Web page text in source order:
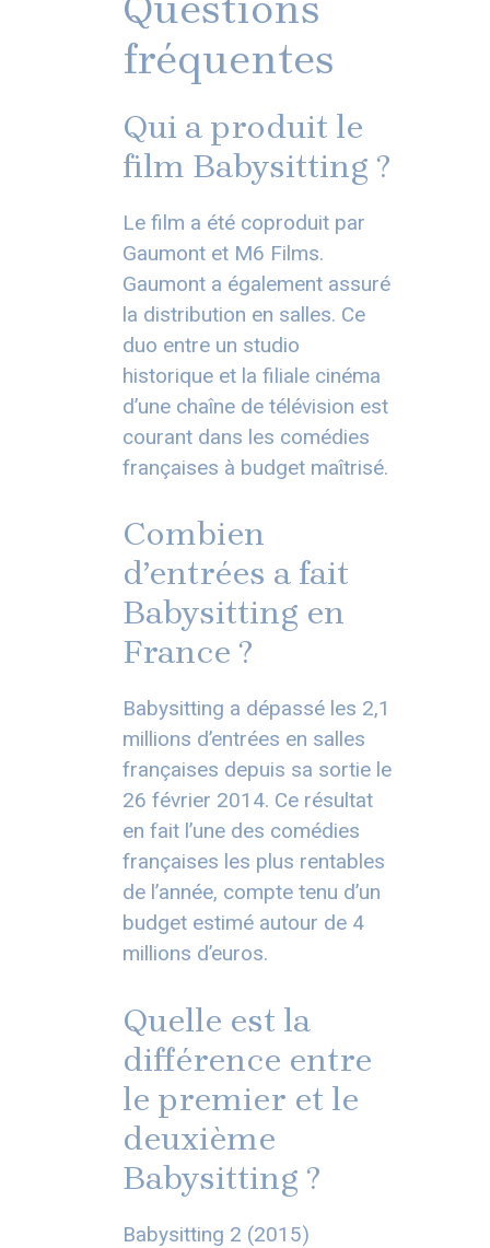
fréquentes
Qui a produit le
film Babysitting ?
Le film a été coproduit par
Gaumont et M6 Films.
Gaumont a également assuré
la distribution en salles. Ce
duo entre un studio
historique et la filiale cinéma
d’une chaîne de télévision est
courant dans les comédies
françaises à budget maîtrisé.
Combien
d’entrées a fait
Babysitting en
France ?
Babysitting a dépassé les 2,1
millions d’entrées en salles
françaises depuis sa sortie le
26 février 2014. Ce résultat
en fait l’une des comédies
françaises les plus rentables
de l’année, compte tenu d’un
budget estimé autour de 4
millions d’euros.
Quelle est la
différence entre
le premier et le
deuxième
Babysitting ?
Babysitting 2 (2015)